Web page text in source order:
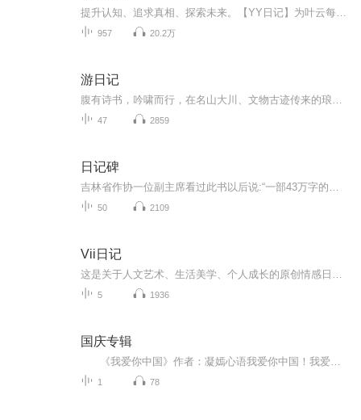
957 20.2万
游日记
47 2859
日记碑
50 2109
Vii日记
5 1936
国庆专辑
1 78